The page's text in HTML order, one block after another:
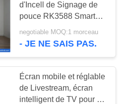
à
de bord
120
d'Incell de Signage de
pouce RK3588 Smart
TV Digital d'ELC 24 12
4+32GB
negotiable MOQ:1 morceau
- JE NE SAIS PAS.
Écran mobile et réglable
de Livestream, écran
intelligent de TV pour le